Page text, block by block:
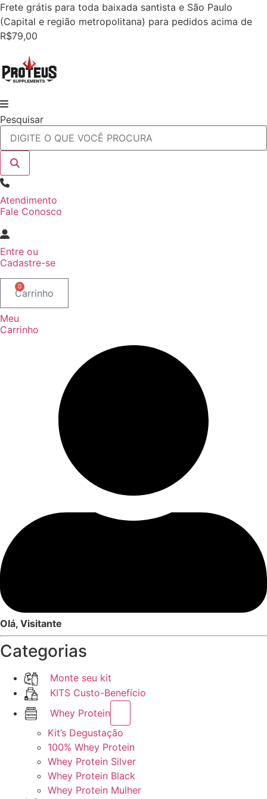
Ir
para
o
Frete grátis para toda baixada santista e São Paulo
(Capital e região metropolitana) para pedidos acima de
R$79,00
Pesquisar
Atendimento
Fale Conosco
Entre ou
Cadastre-se
0
Carrinho
Meu
Carrinho
Olá, Visitante
Categorias
Monte seu kit
KITS Custo-Benefício
Whey Protein
Kit’s Degustação
100% Whey Protein
Whey Protein Silver
Whey Protein Black
Whey Protein Mulher